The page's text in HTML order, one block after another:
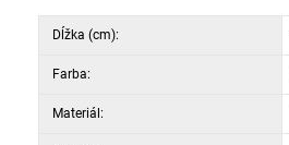
Dĺžka (cm):
Farba:
Materiál: